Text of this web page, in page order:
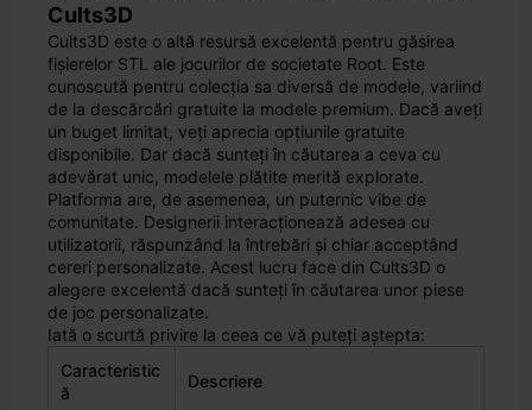
Cults3D
Cults3D este o altă resursă excelentă pentru găsirea
fișierelor STL ale jocurilor de societate Root. Este
cunoscută pentru colecția sa diversă de modele, variind
de la descărcări gratuite la modele premium. Dacă aveți
un buget limitat, veți aprecia opțiunile gratuite
disponibile. Dar dacă sunteți în căutarea a ceva cu
adevărat unic, modelele plătite merită explorate.
Platforma are, de asemenea, un puternic vibe de
comunitate. Designerii interacționează adesea cu
utilizatorii, răspunzând la întrebări și chiar acceptând
cereri personalizate. Acest lucru face din Cults3D o
alegere excelentă dacă sunteți în căutarea unor piese
de joc personalizate.
Iată o scurtă privire la ceea ce vă puteți aștepta:
Caracteristic
ă
Descriere